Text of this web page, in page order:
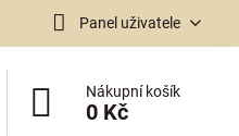
Panel uživatele
Nákupní košík
0 Kč